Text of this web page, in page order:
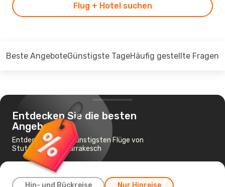
Flug + Hotel suchen
Beste AngeboteGünstigste TageHäufig gestellte Fragen
Entdecken Sie die besten
Angebote
Entdecken Sie die günstigsten Flüge von
Stuttgart nach Marrakesch
Hin- und Rückreise Nur Hinreise